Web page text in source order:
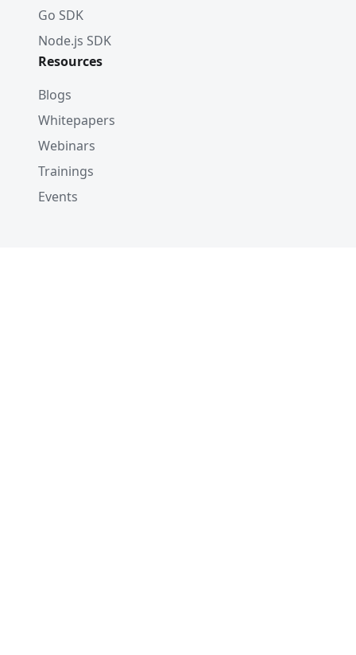
Go SDK
Node.js SDK
Resources
Blogs
Whitepapers
Webinars
Trainings
Events